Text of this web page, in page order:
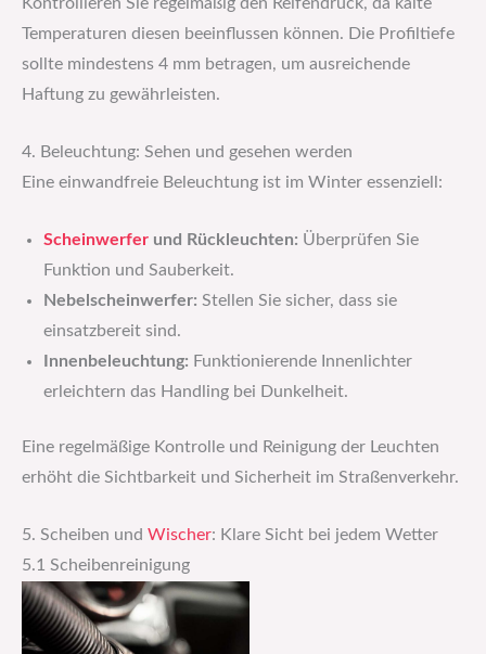
Kontrollieren Sie regelmäßig den Reifendruck, da kalte
Temperaturen diesen beeinflussen können. Die Profiltiefe
sollte mindestens 4 mm betragen, um ausreichende
Haftung zu gewährleisten.
4. Beleuchtung: Sehen und gesehen werden
Eine einwandfreie Beleuchtung ist im Winter essenziell:
Scheinwerfer und Rückleuchten: Überprüfen Sie
Funktion und Sauberkeit.
Nebelscheinwerfer: Stellen Sie sicher, dass sie
einsatzbereit sind.
Innenbeleuchtung: Funktionierende Innenlichter
erleichtern das Handling bei Dunkelheit.
Eine regelmäßige Kontrolle und Reinigung der Leuchten
erhöht die Sichtbarkeit und Sicherheit im Straßenverkehr.
5. Scheiben und Wischer: Klare Sicht bei jedem Wetter
5.1 Scheibenreinigung